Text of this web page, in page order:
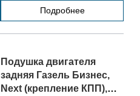
Подробнее
Подушка двигателя
задняя Газель Бизнес,
Next (крепление КПП),